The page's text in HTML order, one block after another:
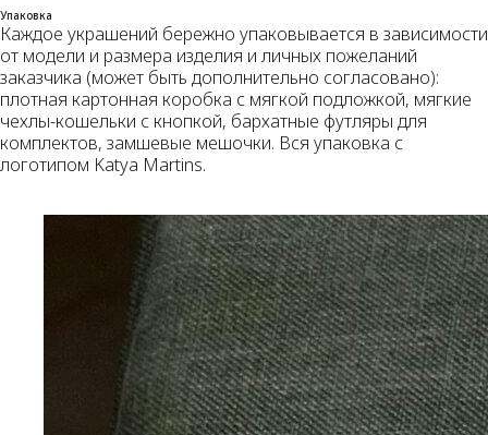
Упаковка
Каждое украшений бережно упаковывается в зависимости
от модели и размера изделия и личных пожеланий
заказчика (может быть дополнительно согласовано):
плотная картонная коробка с мягкой подложкой, мягкие
чехлы-кошельки с кнопкой, бархатные футляры для
комплектов, замшевые мешочки. Вся упаковка с
логотипом Katya Martins.